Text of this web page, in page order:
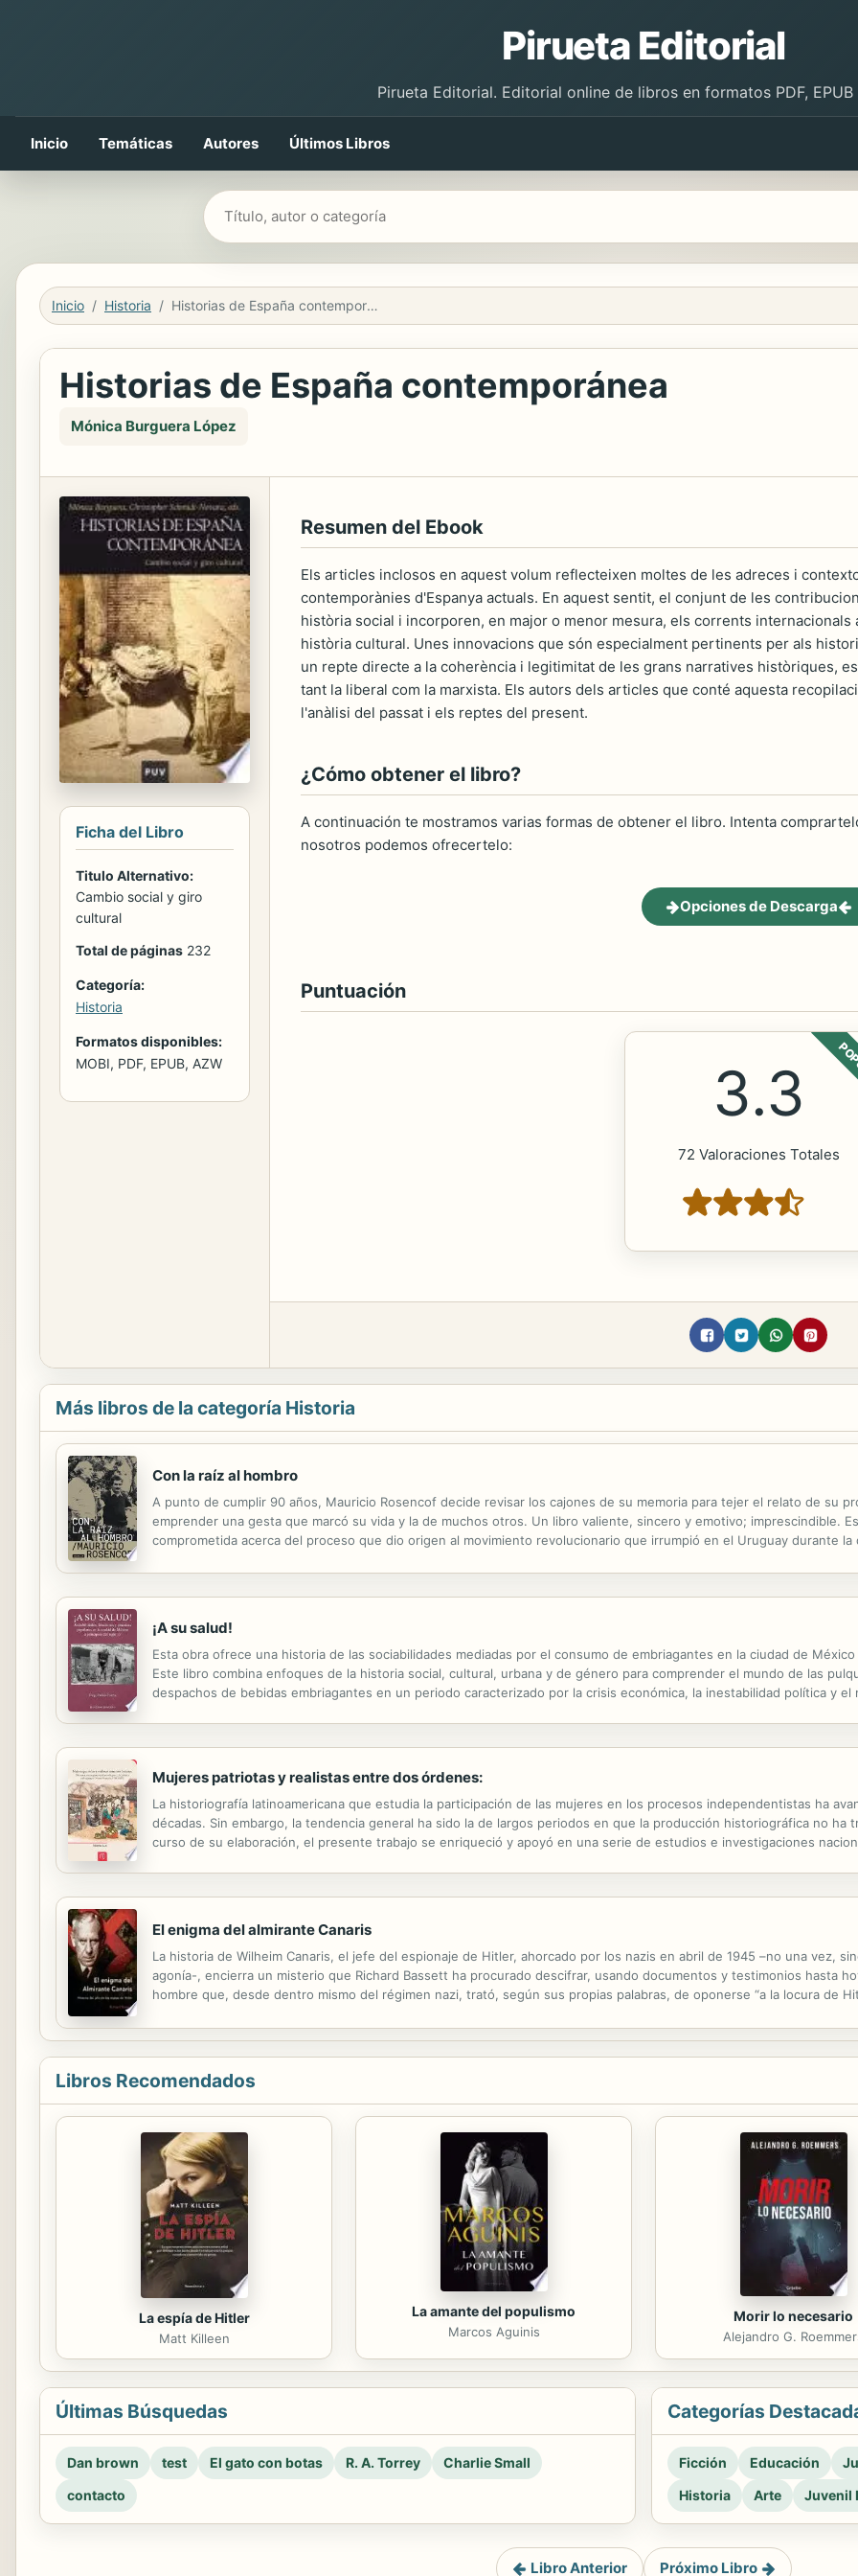
Pirueta Editorial
Pirueta Editorial. Editorial online de libros en formatos PDF, EPUB
Inicio Temáticas Autores Últimos Libros
Buscar libros
Inicio Historia Historias de España contemporánea
Historias de España contemporánea
Mónica Burguera López
Ficha del Libro
Titulo Alternativo:
Cambio social y giro
cultural
Total de páginas 232
Categoría:
Historia
Formatos disponibles:
MOBI, PDF, EPUB, AZW
Resumen del Ebook
Els articles inclosos en aquest volum reflecteixen moltes de les adreces i
contemporànies d'Espanya actuals. En aquest sentit, el conjunt de les
història social i incorporen, en major o menor mesura, els corrents
història cultural. Unes innovacions que són especialment pertinents per als
un repte directe a la coherència i legitimitat de les grans narratives històriques,
tant la liberal com la marxista. Els autors dels articles que conté aquesta
l'anàlisi del passat i els reptes del present.
¿Cómo obtener el libro?
A continuación te mostramos varias formas de obtener el libro. Intenta
nosotros podemos ofrecertelo:
Opciones de Descarga
Puntuación
3.3
72 Valoraciones Totales
Más libros de la categoría Historia
Con la raíz al hombro
A punto de cumplir 90 años, Mauricio Rosencof decide revisar los cajones de su memoria para tejer el relato de su
emprender una gesta que marcó su vida y la de muchos otros. Un libro valiente, sincero y emotivo; imprescindible.
comprometida acerca del proceso que dio origen al movimiento revolucionario que irrumpió en el Uruguay durante
¡A su salud!
Esta obra ofrece una historia de las sociabilidades mediadas por el consumo de embriagantes en la ciudad de
Este libro combina enfoques de la historia social, cultural, urbana y de género para comprender el mundo de las
despachos de bebidas embriagantes en un periodo caracterizado por la crisis económica, la inestabilidad política y el
Mujeres patriotas y realistas entre dos órdenes:
La historiografía latinoamericana que estudia la participación de las mujeres en los procesos independentistas ha
décadas. Sin embargo, la tendencia general ha sido la de largos periodos en que la producción historiográfica no ha
curso de su elaboración, el presente trabajo se enriqueció y apoyó en una serie de estudios e investigaciones
El enigma del almirante Canaris
La historia de Wilheim Canaris, el jefe del espionaje de Hitler, ahorcado por los nazis en abril de 1945 –no una vez,
agonía-, encierra un misterio que Richard Bassett ha procurado descifrar, usando documentos y testimonios hasta
hombre que, desde dentro mismo del régimen nazi, trató, según sus propias palabras, de oponerse “a la locura de
Libros Recomendados
La espía de Hitler
Matt Killeen
La amante del populismo
Marcos Aguinis
Morir lo necesario
Alejandro G.
Últimas Búsquedas
Dan brown test El gato con botas R. A. Torrey
Charlie Small
contacto
Categorías
Ficción Educación
Historia
Arte Juvenil
Libro Anterior Próximo Libro